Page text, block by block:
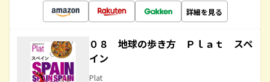
詳細を見る
０８ 地球の歩き方 Ｐｌａｔ スペ
イン
Plat